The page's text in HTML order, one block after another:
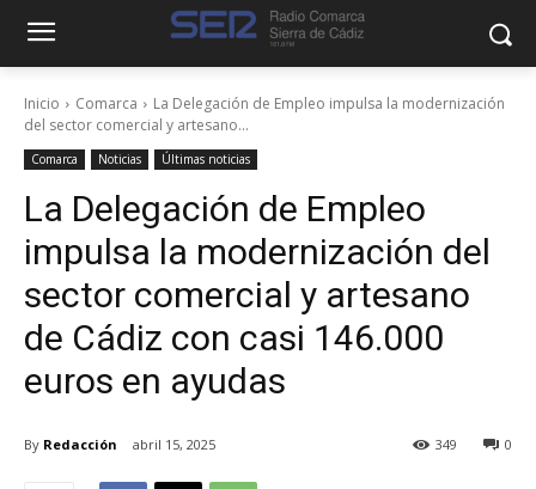
Inicio Comarca
La Delegación de Empleo impulsa la modernización
del sector comercial y artesano...
Comarca Noticias Últimas noticias
La Delegación de Empleo
impulsa la modernización del
sector comercial y artesano
de Cádiz con casi 146.000
euros en ayudas
By Redacción abril 15, 2025 0
349